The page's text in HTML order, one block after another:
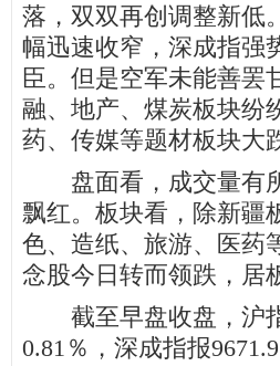
落，双双再创调整新低
幅迅速收窄，深成指强
臣。但是空军未能善罢
融、地产、煤炭板块纷
药、传媒等题材板块大
盘面看，成交量有所
飘红。板块看，除新疆
色、造纸、旅游、医药
念股今日转而领跌，居
截至早盘收盘，沪指
0.81％，深成指报